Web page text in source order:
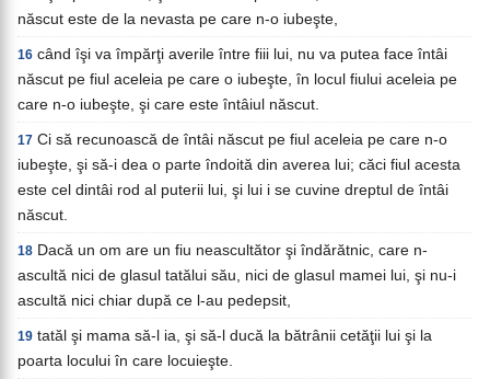
născut este de la nevasta pe care n-o iubeşte,
16 când îşi va împărţi averile între fiii lui, nu va putea face întâi
născut pe fiul aceleia pe care o iubeşte, în locul fiului aceleia pe
care n-o iubeşte, şi care este întâiul născut.
17 Ci să recunoască de întâi născut pe fiul aceleia pe care n-o
iubeşte, şi să-i dea o parte îndoită din averea lui; căci fiul acesta
este cel dintâi rod al puterii lui, şi lui i se cuvine dreptul de întâi
născut.
18 Dacă un om are un fiu neascultător şi îndărătnic, care n-
ascultă nici de glasul tatălui său, nici de glasul mamei lui, şi nu-i
ascultă nici chiar după ce l-au pedepsit,
19 tatăl şi mama să-l ia, şi să-l ducă la bătrânii cetăţii lui şi la
poarta locului în care locuieşte.